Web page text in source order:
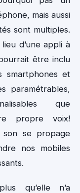
mais aussi
sont multiples.
d’une appli à
être inclu
smartphones et
paramétrables,
que
propre voix!
se propage
nos mobiles
qu’elle n’a